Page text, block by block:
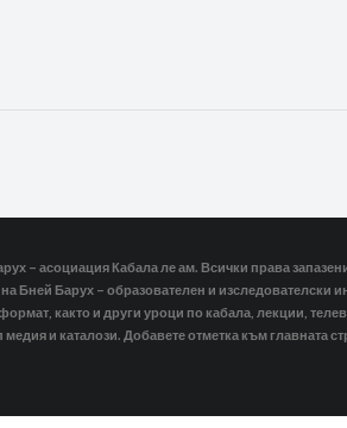
– асоциация Кабала ле ам. Всички права
Бней Барух – образователен и изследователски
както и други уроци по кабала, лекции,
и каталози. Добавете отметка към главната